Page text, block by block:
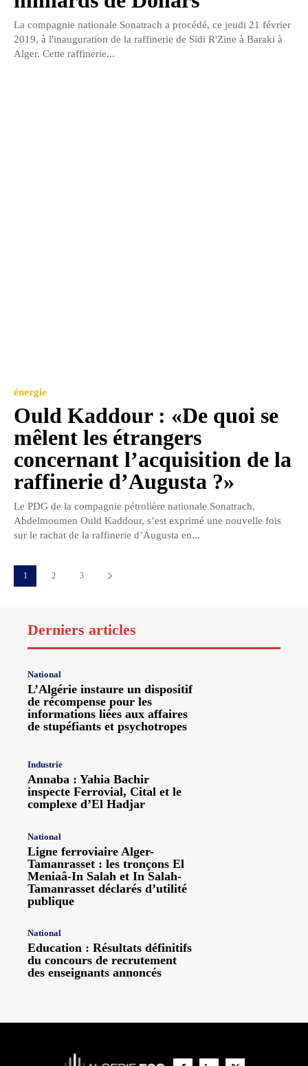
La compagnie nationale Sonatrach a procédé, ce jeudi 21 février
2019, à l'inauguration de la raffinerie de Sidi R'Zine à Baraki à
Alger. Cette raffinerie...
énergie
Ould Kaddour : «De quoi se
mêlent les étrangers
concernant l’acquisition de la
raffinerie d’Augusta ?»
Le PDG de la compagnie pétrolière nationale Sonatrach,
Abdelmoumen Ould Kaddour, s’est exprimé une nouvelle fois
sur le rachat de la raffinerie d’Augusta en...
1 2 3
Derniers articles
National
L’Algérie instaure un dispositif
de récompense pour les
informations liées aux affaires
de stupéfiants et psychotropes
Industrie
Annaba : Yahia Bachir
inspecte Ferrovial, Cital et le
complexe d’El Hadjar
National
Ligne ferroviaire Alger-
Tamanrasset : les tronçons El
Meniaâ-In Salah et In Salah-
Tamanrasset déclarés d’utilité
publique
National
Education : Résultats définitifs
du concours de recrutement
des enseignants annoncés